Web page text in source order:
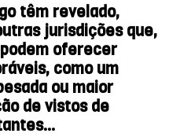
têm revelado,
jurisdições que,
oferecer
como um
ou maior
de vistos de